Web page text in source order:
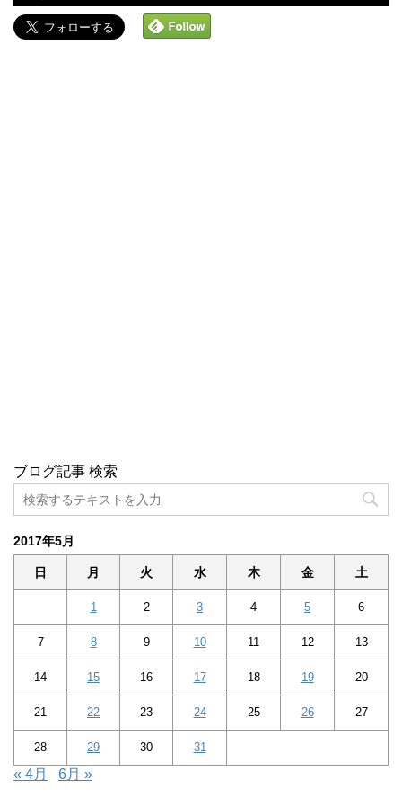
ブログ記事 検索
2017年5月
日 月 火 水 木 金 土
1 2 3 4 5 6
7 8 9 10 11 12 13
14 15 16 17 18 19 20
21 22 23 24 25 26 27
28 29 30 31
« 4月 6月 »